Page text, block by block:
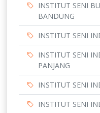
INSTITUT SENI
BANDUNG
INSTITUT SENI
INSTITUT SENI
PANJANG
INSTITUT SENI
INSTITUT SENI